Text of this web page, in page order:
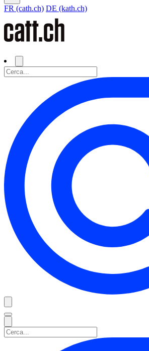
FR (cath.ch) DE (kath.ch)